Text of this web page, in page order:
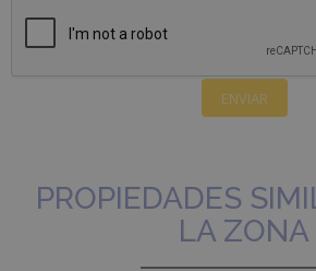
PROPIEDADES
LA ZONA